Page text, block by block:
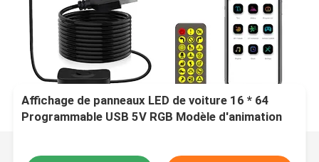
Affichage de panneaux LED de voiture 16 * 64
Programmable USB 5V RGB Modèle d'animation